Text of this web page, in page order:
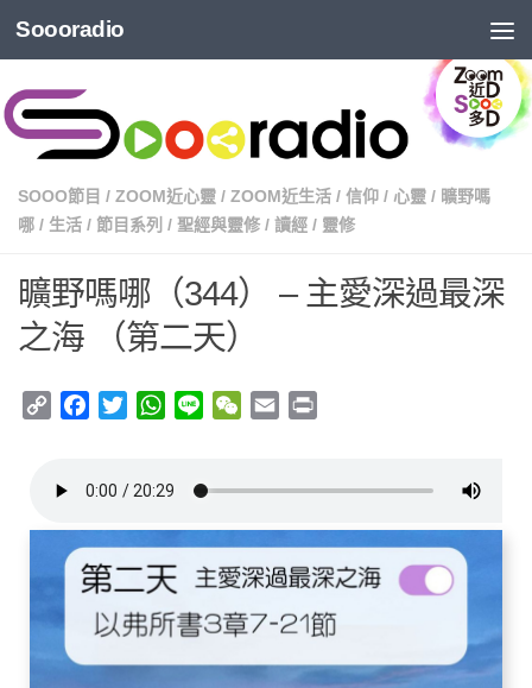
Soooradio
SOOO節目 / ZOOM近心靈 / ZOOM近生活 / 信仰 / 心靈 / 曠野嗎
哪 / 生活 / 節目系列 / 聖經與靈修 / 讀經 / 靈修
曠野嗎哪（344） – 主愛深過最深
之海 （第二天）
Copy
Facebook
TwitterWhatsApp
Line WeChat
Email